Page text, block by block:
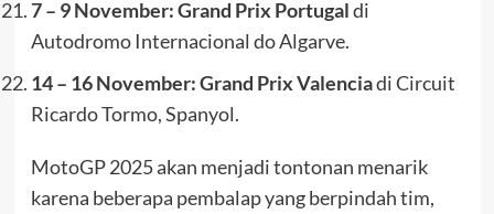
7 – 9 November: Grand Prix Portugaldi
Autodromo Internacional do Algarve.
14 – 16 November: Grand Prix Valenciadi Circuit
Ricardo Tormo, Spanyol.
MotoGP 2025 akan menjadi tontonan menarik
karena beberapa pembalap yang berpindah tim,